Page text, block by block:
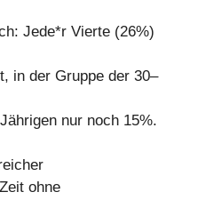
Jede*r Vierte (26%)
in der Gruppe der 30–
nur noch 15%.
ohne